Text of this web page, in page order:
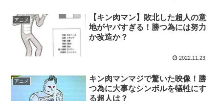
アニメ
【キン肉マン】敗北した超人の意
地がヤバすぎる！勝つ為には努力
か改造か？
2022.11.23
アニメ
キン肉マンマジで驚いた映像！勝
つ為に大事なシンボルを犠牲にす
る超人は？